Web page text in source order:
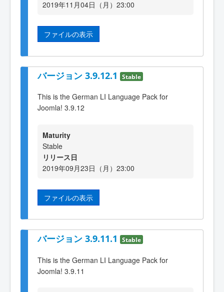
2019年11月04日（月）23:00
ファイルの表示
バージョン 3.9.12.1 Stable
This is the German LI Language Pack for
Joomla! 3.9.12
Maturity
Stable
リリース日
2019年09月23日（月）23:00
ファイルの表示
バージョン 3.9.11.1 Stable
This is the German LI Language Pack for
Joomla! 3.9.11